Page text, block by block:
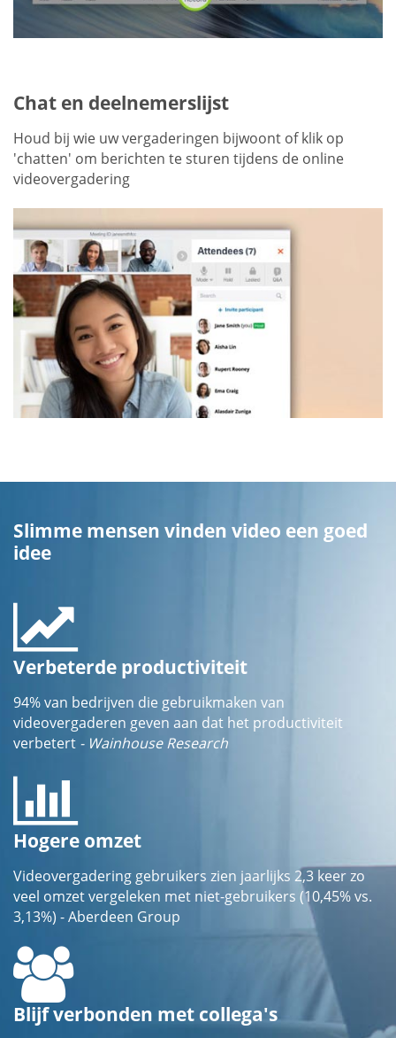
Chat en deelnemerslijst
Houd bij wie uw vergaderingen bijwoont of klik op
'chatten' om berichten te sturen tijdens de online
videovergadering
Slimme mensen vinden video een goed
idee
Verbeterde productiviteit
94% van bedrijven die gebruikmaken van
videovergaderen geven aan dat het productiviteit
verbetert - Wainhouse Research
Hogere omzet
Videovergadering gebruikers zien jaarlijks 2,3 keer zo
veel omzet vergeleken met niet-gebruikers (10,45% vs.
3,13%) - Aberdeen Group
Blijf verbonden met collega's